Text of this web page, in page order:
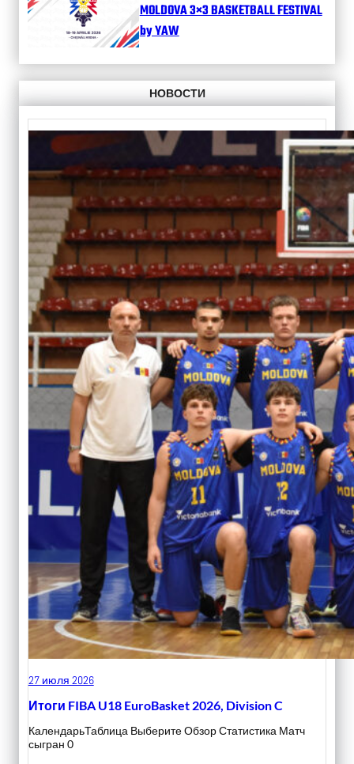
MOLDOVA 3×3 BASKETBALL FESTIVAL
by YAW
НОВОСТИ
27 июля 2026
Итоги FIBA U18 EuroBasket 2026, Division C
КалендарьТаблица Выберите Обзор Статистика Матч
сыгран 0